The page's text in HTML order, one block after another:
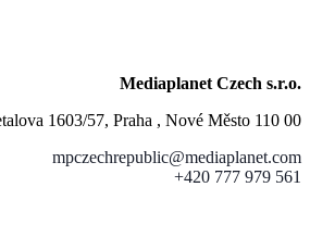
Mediaplanet Czech s.r.o.
1603/57, Praha , Nové Město 110 00
mpczechrepublic@mediaplanet.com
+420 777 979 561